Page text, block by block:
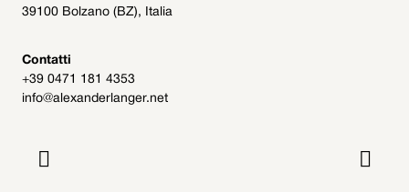
39100 Bolzano (BZ), Italia
Contatti
+39 0471 181 4353
info@alexanderlanger.net
 